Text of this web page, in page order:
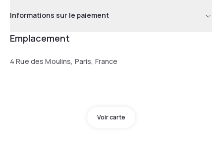
Informations sur le paiement
Emplacement
4 Rue des Moulins, Paris, France
Voir carte